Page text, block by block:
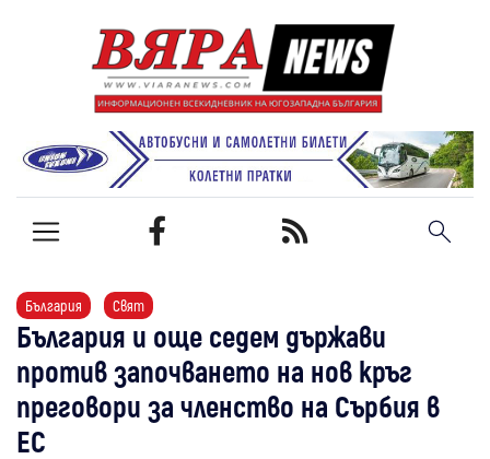
България Свят
България и още седем държави
против започването на нов кръг
преговори за членство на Сърбия в
ЕС